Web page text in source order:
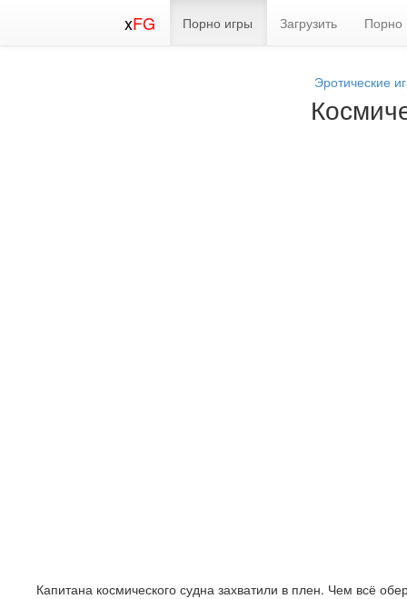
xFG Порно игры Загрузить Порно
Эротические
Капитана космического судна захватили в плен. Чем всё